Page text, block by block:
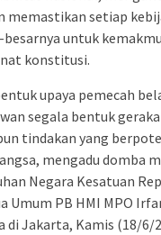
memastikan setiap
untuk
konstitusi.
upaya pemecah
segala bentuk
tindakan yang
mengadu domba
Negara Kesatuan
Umum PB HMI MPO
di Jakarta, Kamis (18/6/